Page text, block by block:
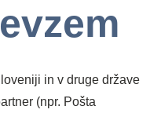
in v druge države
(npr. Pošta